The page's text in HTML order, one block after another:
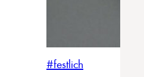
#festlich